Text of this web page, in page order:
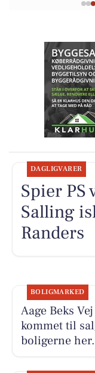
DAGLIGVARER
Spier
Salling
Randers
BOLIGMARKED
Aage Beks
kommet til
boligerne her.